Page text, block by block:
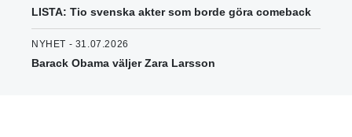
LISTA: Tio svenska akter som borde göra comeback
NYHET - 31.07.2026
Barack Obama väljer Zara Larsson